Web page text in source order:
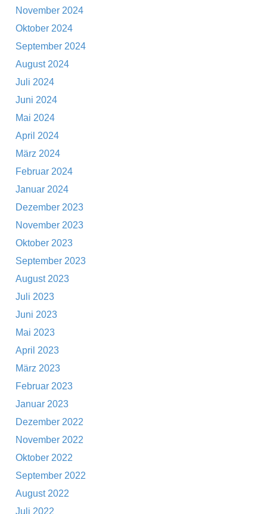
November 2024
Oktober 2024
September 2024
August 2024
Juli 2024
Juni 2024
Mai 2024
April 2024
März 2024
Februar 2024
Januar 2024
Dezember 2023
November 2023
Oktober 2023
September 2023
August 2023
Juli 2023
Juni 2023
Mai 2023
April 2023
März 2023
Februar 2023
Januar 2023
Dezember 2022
November 2022
Oktober 2022
September 2022
August 2022
Juli 2022